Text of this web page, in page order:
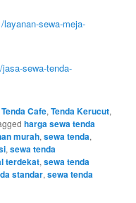
sewa-meja-
sewa-tenda-
Tenda Cafe,Tenda Kerucut,
harga sewa tenda
murah,sewa tenda,
,sewa tenda
terdekat,sewa tenda
standar,sewa tenda